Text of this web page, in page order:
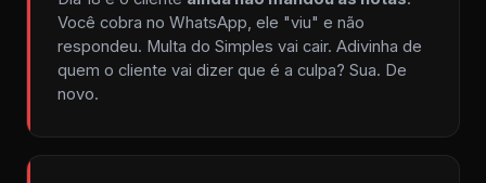
Você cobra no WhatsApp, ele "viu" e não
respondeu. Multa do Simples vai cair. Adivinha de
quem o cliente vai dizer que é a culpa? Sua. De
novo.